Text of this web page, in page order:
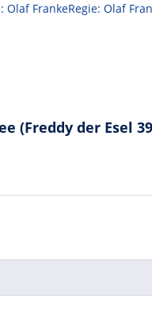
FrankeRegie: Olaf
(Freddy der Esel